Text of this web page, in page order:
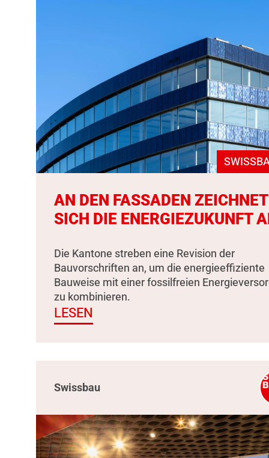
AN DEN FASSADEN ZEICHNET
SICH DIE ENERGIEZUKUNFT
Die Kantone streben eine Revision der
Bauvorschriften an, um die energieeffiziente
Bauweise mit einer fossilfreien
zu kombinieren.
LESEN
Swissbau